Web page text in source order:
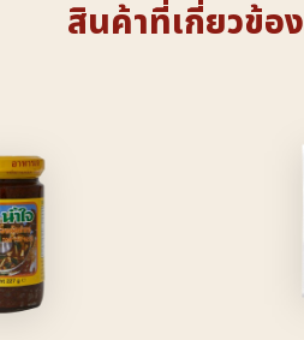
สินค้าที่เกี่ยวข้อง